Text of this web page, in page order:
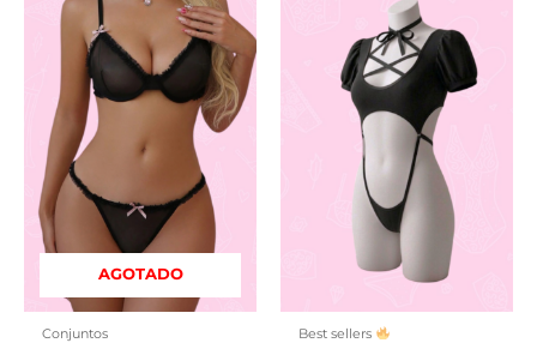
AGOTADO
Conjuntos Best sellers